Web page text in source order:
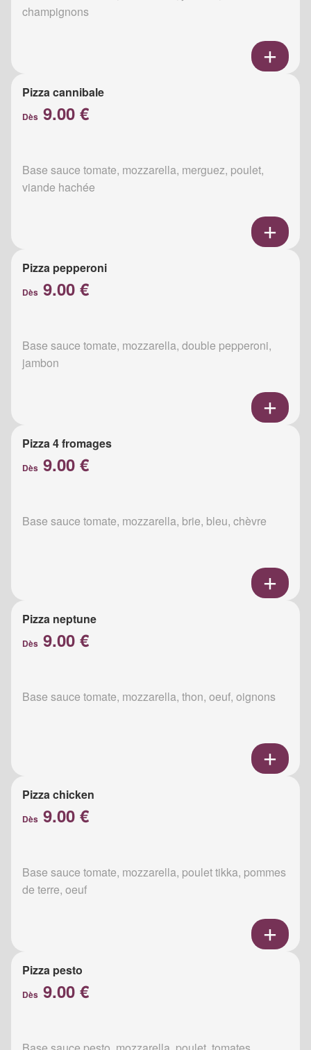
champignons
Pizza cannibale
Dès 9.00 €
Base sauce tomate, mozzarella, merguez, poulet,
viande hachée
Pizza pepperoni
Dès 9.00 €
Base sauce tomate, mozzarella, double pepperoni,
jambon
Pizza 4 fromages
Dès 9.00 €
Base sauce tomate, mozzarella, brie, bleu, chèvre
Pizza neptune
Dès 9.00 €
Base sauce tomate, mozzarella, thon, oeuf, oignons
Pizza chicken
Dès 9.00 €
Base sauce tomate, mozzarella, poulet tikka, pommes
de terre, oeuf
Pizza pesto
Dès 9.00 €